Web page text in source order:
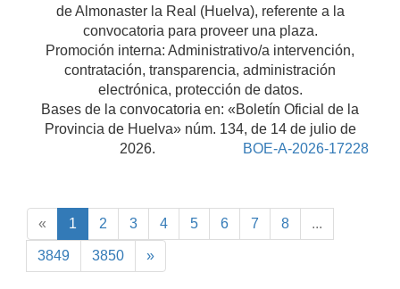
de Almonaster la Real (Huelva), referente a la
convocatoria para proveer una plaza.
Promoción interna: Administrativo/a intervención,
contratación, transparencia, administración
electrónica, protección de datos.
Bases de la convocatoria en: «Boletín Oficial de la
Provincia de Huelva» núm. 134, de 14 de julio de
2026.
BOE-A-2026-17228
« 1 2 3 4 5 6 7 8 ...
3849 3850 »